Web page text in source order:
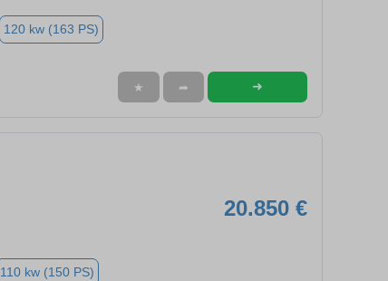
120 kw (163 PS)
★ ➦ ➜
20.850 €
110 kw (150 PS)